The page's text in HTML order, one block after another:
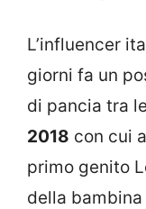
L’influencer
giorni fa un
di pancia tra le
2018 con cui
primo genito
della